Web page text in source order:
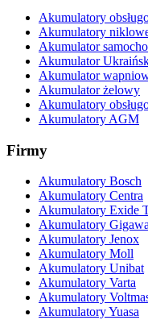
Akumulatory
Akumulatory
Akumulator
Akumulator
Akumulator
Akumulator żelowy
Akumulatory
Akumulatory AGM
Firmy
Akumulatory Bosch
Akumulatory Centra
Akumulatory Exide
Akumulatory
Akumulatory Jenox
Akumulatory Moll
Akumulatory Unibat
Akumulatory Varta
Akumulatory
Akumulatory Yuasa